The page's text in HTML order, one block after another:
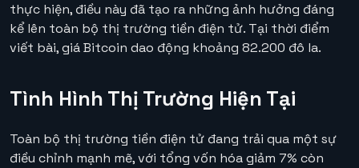
thực hiện, điều này đã tạo ra những ảnh hưởng đáng
kể lên toàn bộ thị trường tiền điện tử. Tại thời điểm
viết bài, giá Bitcoin dao động khoảng 82.200 đô la.
Tình Hình Thị Trường Hiện Tại
Toàn bộ thị trường tiền điện tử đang trải qua một sự
điều chỉnh mạnh mẽ, với tổng vốn hóa giảm 7% còn